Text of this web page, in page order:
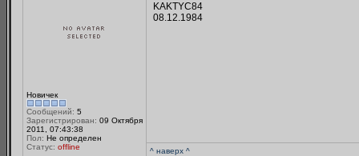
Новичек
Сообщений: 5
Зарегистрирован: 09 Октября
2011, 07:43:38
Пол: Не определен
Статус: offline
KAKTYC84
08.12.1984
^ наверх ^